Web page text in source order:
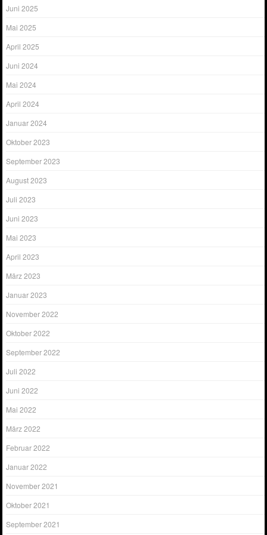
Juni 2025
Mai 2025
April 2025
Juni 2024
Mai 2024
April 2024
Januar 2024
Oktober 2023
September 2023
August 2023
Juli 2023
Juni 2023
Mai 2023
April 2023
März 2023
Januar 2023
November 2022
Oktober 2022
September 2022
Juli 2022
Juni 2022
Mai 2022
März 2022
Februar 2022
Januar 2022
November 2021
Oktober 2021
September 2021